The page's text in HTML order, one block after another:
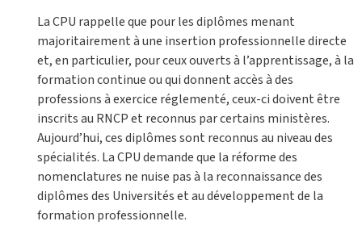
La CPU rappelle que pour les diplômes menant
majoritairement à une insertion professionnelle directe
et, en particulier, pour ceux ouverts à l’apprentissage, à la
formation continue ou qui donnent accès à des
professions à exercice réglementé, ceux-ci doivent être
inscrits au RNCP et reconnus par certains ministères.
Aujourd’hui, ces diplômes sont reconnus au niveau des
spécialités. La CPU demande que la réforme des
nomenclatures ne nuise pas à la reconnaissance des
diplômes des Universités et au développement de la
formation professionnelle.